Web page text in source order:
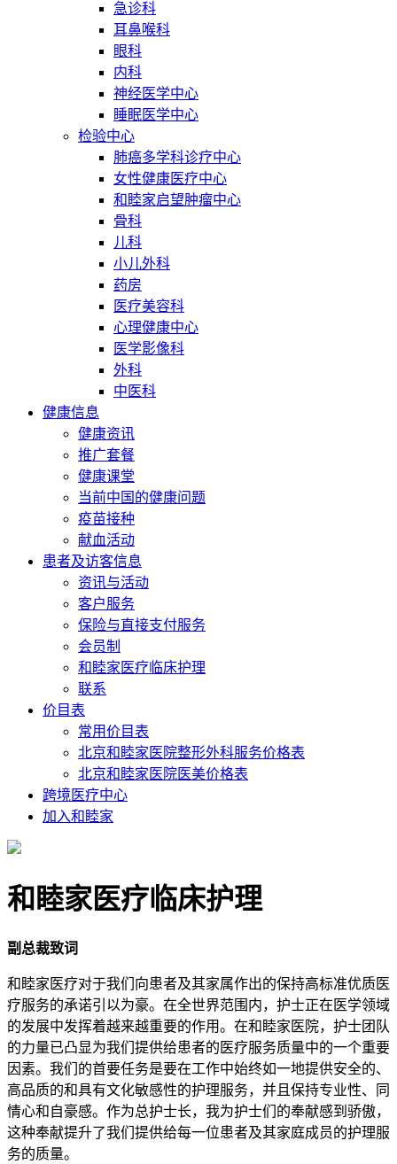
急诊科
耳鼻喉科
眼科
内科
神经医学中心
睡眠医学中心
检验中心
肺癌多学科诊疗中心
女性健康医疗中心
和睦家启望肿瘤中心
骨科
儿科
小儿外科
药房
医疗美容科
心理健康中心
医学影像科
外科
中医科
健康信息
健康资讯
推广套餐
健康课堂
当前中国的健康问题
疫苗接种
献血活动
患者及访客信息
资讯与活动
客户服务
保险与直接支付服务
会员制
和睦家医疗临床护理
联系
价目表
常用价目表
北京和睦家医院整形外科服务价格表
北京和睦家医院医美价格表
跨境医疗中心
加入和睦家
和睦家医疗临床护理
副总裁致词
和睦家医疗对于我们向患者及其家属作出的保持高标准优质医
疗服务的承诺引以为豪。在全世界范围内，护士正在医学领域
的发展中发挥着越来越重要的作用。在和睦家医院，护士团队
的力量已凸显为我们提供给患者的医疗服务质量中的一个重要
因素。我们的首要任务是要在工作中始终如一地提供安全的、
高品质的和具有文化敏感性的护理服务，并且保持专业性、同
情心和自豪感。作为总护士长，我为护士们的奉献感到骄傲，
这种奉献提升了我们提供给每一位患者及其家庭成员的护理服
务的质量。